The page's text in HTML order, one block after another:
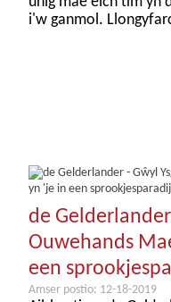
i'w ganmol.
de
Ouwehands
een
Amser postio: 12-18-2019